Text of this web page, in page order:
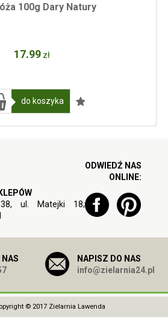
100g Dary Natury
17.99 zł
do koszyka
ul. Matejki 18;
ODWIEDŹ NAS
ONLINE:
NAPISZ DO NAS
info@zielarnia24.pl
© 2017 Zielarnia Lawenda